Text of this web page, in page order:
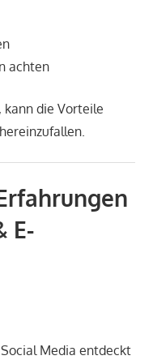
achten
die Vorteile
E-
Media entdeckt